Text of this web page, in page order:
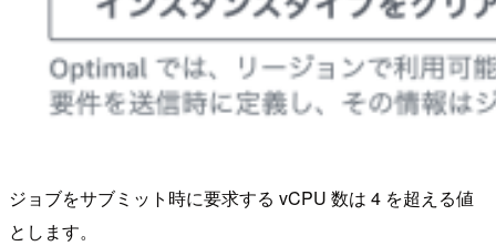
ジョブをサブミット時に要求する vCPU 数は 4 を超える値
とします。